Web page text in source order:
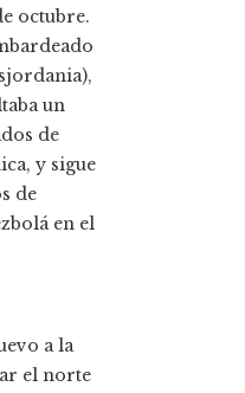
octubre.
un
de
y sigue
de
en el
a la
el norte